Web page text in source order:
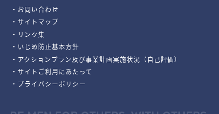
・お問い合わせ
・サイトマップ
・リンク集
・いじめ防止基本方針
・アクションプラン及び事業計画実施状況（自己評価）
・サイトご利用にあたって
・プライバシーポリシー